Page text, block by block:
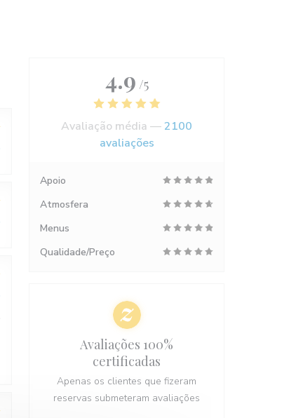
4.9 /5
Avaliação média —2100
avaliações
Apoio
Atmosfera
Menus
Qualidade/Preço
Avaliações 100%
certificadas
Apenas os clientes que fizeram
reservas submeteram avaliações